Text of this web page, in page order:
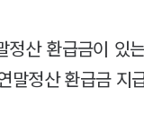
정산 환급금이 있
말정산 환급금 지